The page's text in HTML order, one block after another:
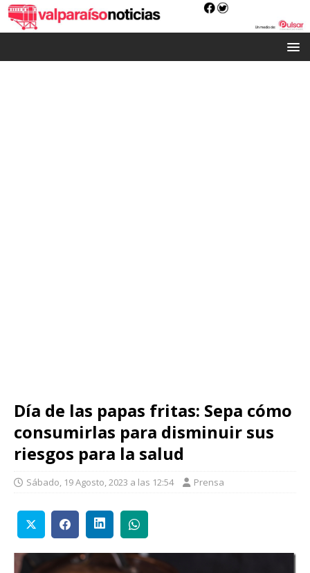
Día de las papas fritas: Sepa cómo
consumirlas para disminuir sus
riesgos para la salud
Sábado, 19 Agosto, 2023 a las 12:54 Prensa